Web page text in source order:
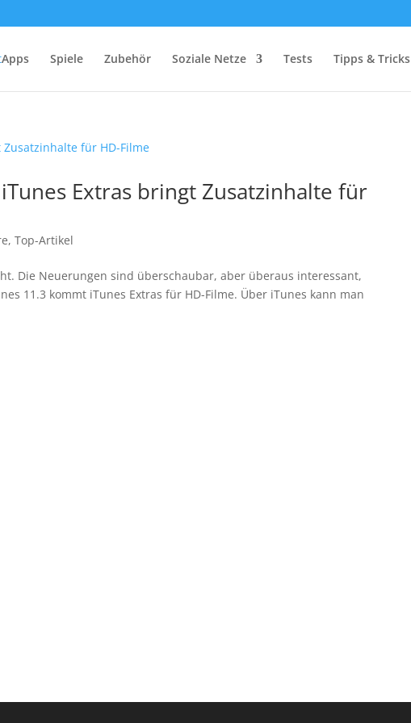
Apps Spiele Zubehör Soziale Netze Tests Tipps & Tricks
Extras bringt Zusatzinhalte für
,Top-Artikel
Die Neuerungen sind überschaubar, aber überaus interessant,
11.3 kommt iTunes Extras für HD-Filme. Über iTunes kann man